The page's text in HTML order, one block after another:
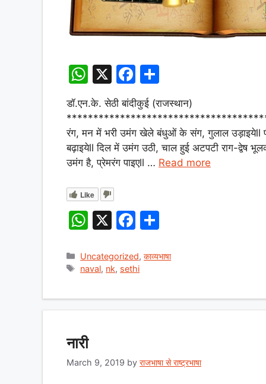
W
h
at
s
A
p
p
X
F
a
c
e
b
o
k
ar
e
डॉ.एन.के. सेठी बांदीकुई (राजस्थान)
रंग, मन में भरी उमंग खेले बंधुओं के संग, गुलाल उड़ाइयेll
बढ़ाइयेll दिल में उमंग उठी, चाल हुई अटपटी राग-द्वेष
उमंग है, प्रेमरंग पाइएll … Read more
Like
W
at
s
A
p
X
F
c
e
b
ar
Categories
Uncategorized,काव्यभाषा
Tags
naval, nk, sethi
नारी
March 9, 2019 by राजभाषा से राष्ट्रभाषा